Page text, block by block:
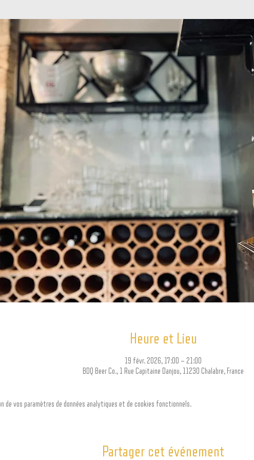
Heure et Lieu
19 févr. 2026, 17:00 – 21:00
BDQ Beer Co., 1 Rue Capitaine Danjou, 11230 Chalabre, France
de vos paramètres de données analytiques et de cookies fonctionnels.
Partager cet événement